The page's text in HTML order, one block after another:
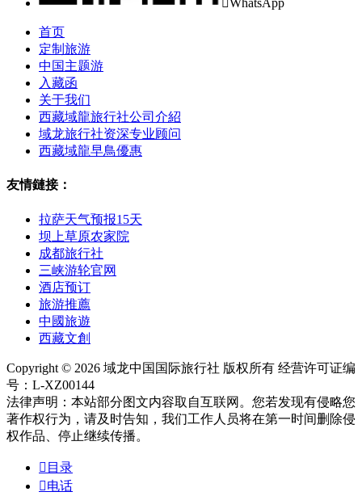
WhatsApp
首页
定制旅游
中国主题游
入藏函
关于我们
西藏域龍旅行社公司介紹
域龙旅行社资深专业顾问
西藏域龍早鳥優惠
友情鏈接：
拉萨天气预报15天
坝上草原农家院
成都旅行社
三峡游轮官网
酒店预订
旅游推薦
中國旅遊
西藏文創
Copyright © 2026 域龙中国国际旅行社 版权所有 经营许可证编
号：L-XZ00144
法律声明：本站部分图文内容取自互联网。您若发现有侵略您
著作权行为，请及时告知，我们工作人员将在第一时间删除侵
权作品、停止继续传播。
 目录
电话